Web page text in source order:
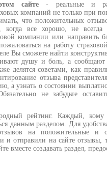
сайте- реальные и
компаний не только при
что положительных
когда все хорошо, не всегда
компании или направить
на работу
Вы сможете найти
душу и боль, а сообщают
делятся советами, как
отзыва
а узнать о состоянии
не забудьте
рейтинг. Каждый, кому
данным разделом. Для
на положительные и
и отправили на сайте отзывы,
вместе создавать раздел,